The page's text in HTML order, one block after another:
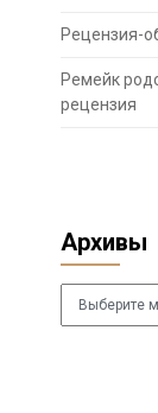
Рецензия-
Ремейк
рецензия
Архивы
Архивы